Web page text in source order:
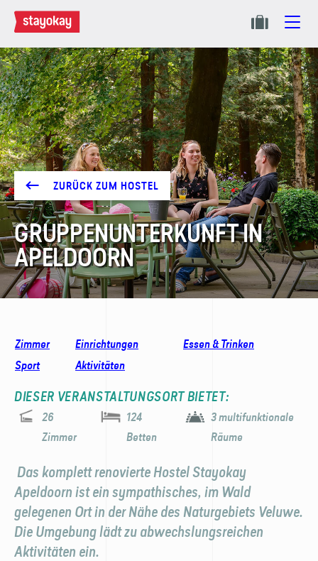
ZURÜCK ZUM HOSTEL
GRUPPEN­UNTERKUNFT IN
APELDOORN
Zimmer Einrichtungen
Essen & Trinken
Sport
Aktivitäten
DIESER VERANSTALTUNGSORT BIETET:
26
Zimmer
124
Betten
3 multifunktionale
Räume
Das komplett renovierte Hostel Stayokay
Apeldoorn ist ein sympathisches, im Wald
gelegenen Ort in der Nähe des Naturgebiets Veluwe.
Die Umgebung lädt zu abwechslungsreichen
Aktivitäten ein.